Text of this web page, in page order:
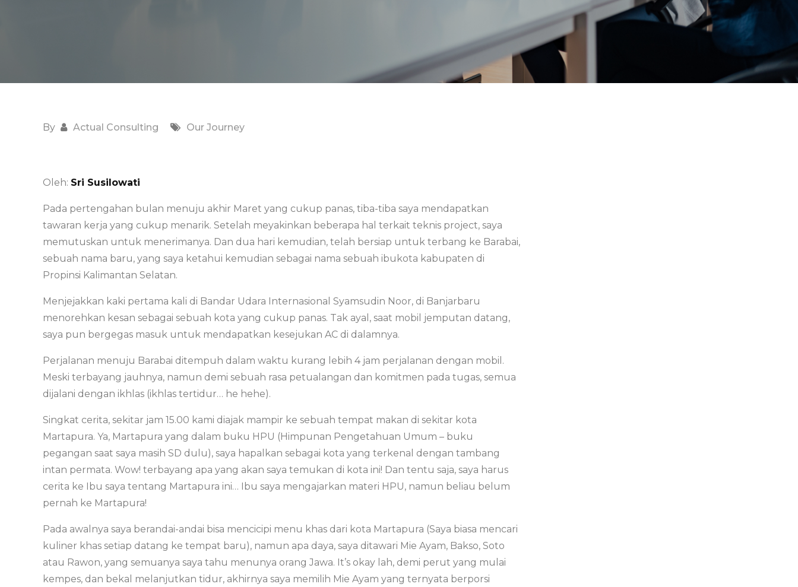
By Actual Consulting Our Journey
Oleh: Sri Susilowati
Pada pertengahan bulan menuju akhir Maret yang cukup panas, tiba-tiba saya mendapatkan
tawaran kerja yang cukup menarik. Setelah meyakinkan beberapa hal terkait teknis project, saya
memutuskan untuk menerimanya. Dan dua hari kemudian, telah bersiap untuk terbang ke Barabai,
sebuah nama baru, yang saya ketahui kemudian sebagai nama sebuah ibukota kabupaten di
Propinsi Kalimantan Selatan.
Menjejakkan kaki pertama kali di Bandar Udara Internasional Syamsudin Noor, di Banjarbaru
menorehkan kesan sebagai sebuah kota yang cukup panas. Tak ayal, saat mobil jemputan datang,
saya pun bergegas masuk untuk mendapatkan kesejukan AC di dalamnya.
Perjalanan menuju Barabai ditempuh dalam waktu kurang lebih 4 jam perjalanan dengan mobil.
Meski terbayang jauhnya, namun demi sebuah rasa petualangan dan komitmen pada tugas, semua
dijalani dengan ikhlas (ikhlas tertidur… he hehe).
Singkat cerita, sekitar jam 15.00 kami diajak mampir ke sebuah tempat makan di sekitar kota
Martapura. Ya, Martapura yang dalam buku HPU (Himpunan Pengetahuan Umum – buku
pegangan saat saya masih SD dulu), saya hapalkan sebagai kota yang terkenal dengan tambang
intan permata. Wow! terbayang apa yang akan saya temukan di kota ini! Dan tentu saja, saya harus
cerita ke Ibu saya tentang Martapura ini… Ibu saya mengajarkan materi HPU, namun beliau belum
pernah ke Martapura!
Pada awalnya saya berandai-andai bisa mencicipi menu khas dari kota Martapura (Saya biasa mencari
kuliner khas setiap datang ke tempat baru), namun apa daya, saya ditawari Mie Ayam, Bakso, Soto
atau Rawon, yang semuanya saya tahu menunya orang Jawa. It’s okay lah, demi perut yang mulai
kempes, dan bekal melanjutkan tidur, akhirnya saya memilih Mie Ayam yang ternyata berporsi